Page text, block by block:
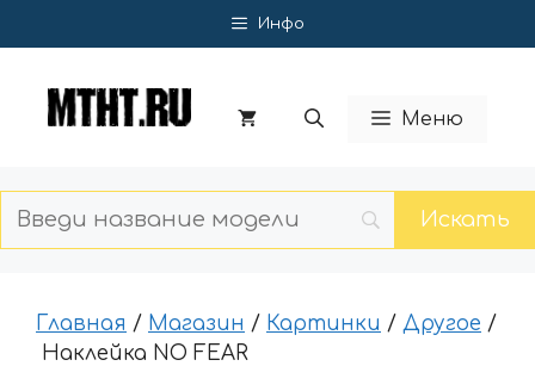
к
Инфо
Меню
Главная / Магазин / Картинки / Другое /
Наклейка NO FEAR